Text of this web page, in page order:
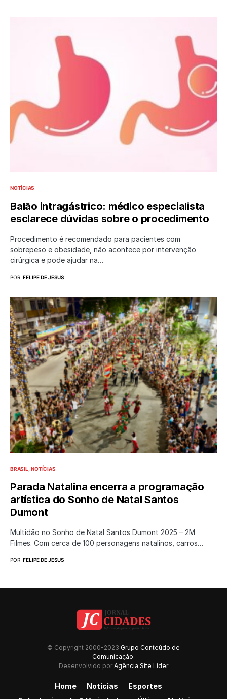
NOTÍCIAS
Balão intragástrico: médico especialista
esclarece dúvidas sobre o procedimento
Procedimento é recomendado para pacientes com
sobrepeso e obesidade, não acontece por intervenção
cirúrgica e pode ajudar na…
POR FELIPE DE JESUS
BRASIL NOTÍCIAS
Parada Natalina encerra a programação
artística do Sonho de Natal Santos
Dumont
Multidão no Sonho de Natal Santos Dumont 2025 – 2M
Filmes. Com cerca de 100 personagens natalinos, carros…
POR FELIPE DE JESUS
© Copyright 2000-2023 Grupo Conteúdo de
Comunicação.
Desenvolvido por Agência Site Líder
Home Notícias
Esportes